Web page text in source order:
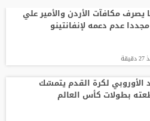
التحكيم الإنجليزي يلحق بمحمد
تركيا رسميًا
يصرف مكافآت الأردن والأمير علي
عدم دعمه لإنفانتينو
الأوروبي لكرة القدم يتمسّك
بطولات كأس العالم